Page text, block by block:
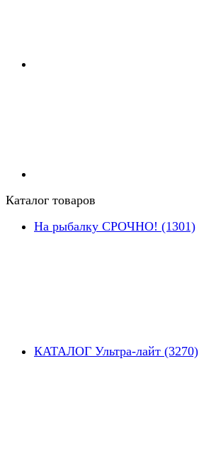
Каталог товаров
На рыбалку СРОЧНО! (1301)
КАТАЛОГ Ультра-лайт (3270)